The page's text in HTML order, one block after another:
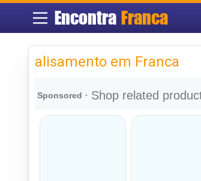
Encontra Franca
alisamento em Franca